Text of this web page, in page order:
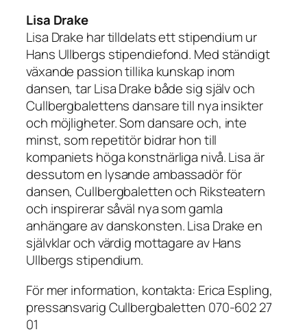
Lisa Drake
Lisa Drake har tilldelats ett stipendium ur
Hans Ullbergs stipendiefond. Med ständigt
växande passion tillika kunskap inom
dansen, tar Lisa Drake både sig själv och
Cullbergbalettens dansare till nya insikter
och möjligheter. Som dansare och, inte
minst, som repetitör bidrar hon till
kompaniets höga konstnärliga nivå. Lisa är
dessutom en lysande ambassadör för
dansen, Cullbergbaletten och Riksteatern
och inspirerar såväl nya som gamla
anhängare av danskonsten. Lisa Drake en
självklar och värdig mottagare av Hans
Ullbergs stipendium.
För mer information, kontakta: Erica Espling,
pressansvarig Cullbergbaletten 070-602 27
01